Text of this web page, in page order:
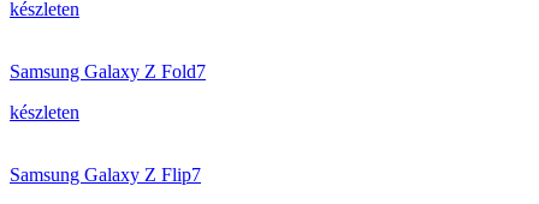
készleten
Samsung Galaxy Z Fold7
készleten
Samsung Galaxy Z Flip7